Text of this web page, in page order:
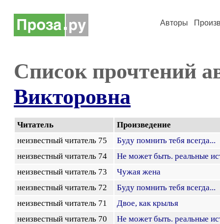
Авторы
Список прочтений
Викторовна
Читатель
Произведение
неизвестный читатель 75
Буду помнить тебя всегда...
неизвестный читатель 74
Не может быть. реальные
неизвестный читатель 73
Чужая жена
неизвестный читатель 72
Буду помнить тебя всегда...
неизвестный читатель 71
Двое, как крылья
неизвестный читатель 70
Не может быть. реальные